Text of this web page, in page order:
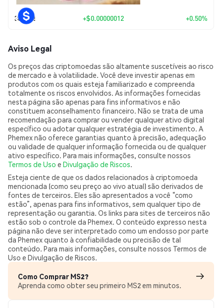
30 Dias +$0.00000012 +0.50%
Aviso Legal
Os preços das criptomoedas são altamente suscetíveis ao risco
de mercado e à volatilidade. Você deve investir apenas em
produtos com os quais esteja familiarizado e compreenda
totalmente os riscos envolvidos. As informações fornecidas
nesta página são apenas para fins informativos e não
constituem aconselhamento financeiro. Não se trata de uma
recomendação para comprar ou vender qualquer ativo digital
específico ou adotar qualquer estratégia de investimento. A
Phemex não oferece garantias quanto à precisão, adequação
ou validade de qualquer informação fornecida ou de qualquer
ativo específico. Para mais informações, consulte nossos
Termos de Uso e Divulgação de Riscos.
Esteja ciente de que os dados relacionados à criptomoeda
mencionada (como seu preço ao vivo atual) são derivados de
fontes de terceiros. Eles são apresentados a você “como
estão”, apenas para fins informativos, sem qualquer tipo de
representação ou garantia. Os links para sites de terceiros não
estão sob o controle da Phemex. O conteúdo expresso nesta
página não deve ser interpretado como um endosso por parte
da Phemex quanto à confiabilidade ou precisão de tal
conteúdo. Para mais informações, consulte nossos Termos de
Uso e Divulgação de Riscos.
Como Comprar MS2?
Aprenda como obter seu primeiro MS2 em minutos.